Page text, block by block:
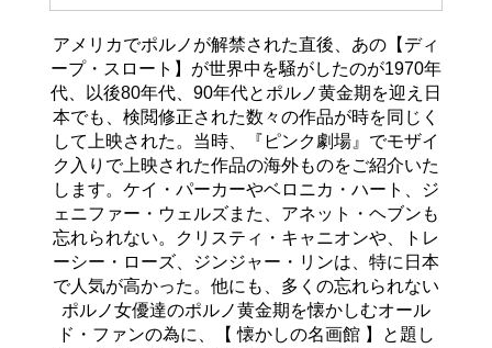
アメリカでポルノが解禁された直後、あの【ディ
ープ・スロート】が世界中を騒がしたのが1970年
代、以後80年代、90年代とポルノ黄金期を迎え日
本でも、検閲修正された数々の作品が時を同じく
して上映された。当時、『ピンク劇場』でモザイ
ク入りで上映された作品の海外ものをご紹介いた
します。ケイ・パーカーやベロニカ・ハート、ジ
ェニファー・ウェルズまた、アネット・ヘブンも
忘れられない。クリスティ・キャニオンや、トレ
ーシー・ローズ、ジンジャー・リンは、特に日本
で人気が高かった。他にも、多くの忘れられない
ポルノ女優達のポルノ黄金期を懐かしむオール
ド・ファンの為に、【 懐かしの名画館 】と題し